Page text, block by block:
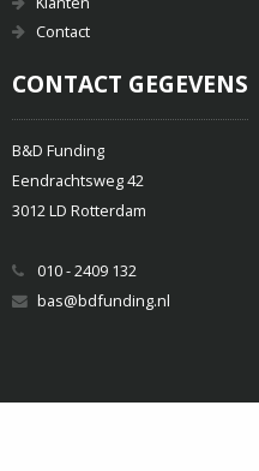
Contact
CONTACT GEGEVENS
B&D Funding
Eendrachtsweg 42
3012 LD Rotterdam
010 - 2409 132
bas@bdfunding.nl